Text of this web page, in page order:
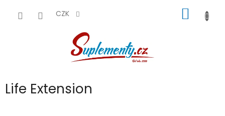
CZK
KOŠÍK
Life Extension